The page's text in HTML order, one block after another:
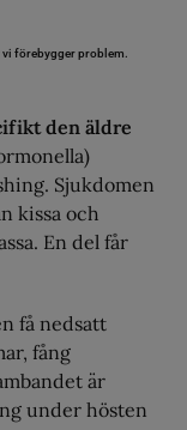
förebygger problem.
den äldre
Sjukdomen
kissa och
En del får
få nedsatt
fång
är
under hösten